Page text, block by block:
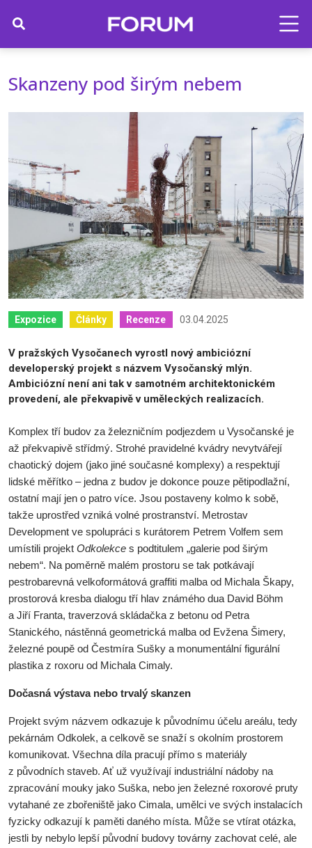
Skanzeny pod širým nebem
Expozice Články Recenze 03.04.2025
V pražských Vysočanech vyrostl nový ambiciózní
developerský projekt s názvem Vysočanský mlýn.
Ambiciózní není ani tak v samotném architektonickém
provedení, ale překvapivě v uměleckých realizacích.
Komplex tří budov za železničním podjezdem u Vysočanské je
až překvapivě střídmý. Strohé pravidelné kvádry nevytvářejí
chaotický dojem (jako jiné současné komplexy) a respektují
lidské měřítko – jedna z budov je dokonce pouze pětipodlažní,
ostatní mají jen o patro více. Jsou postaveny kolmo k sobě,
takže uprostřed vzniká volné prostranství. Metrostav
Development ve spolupráci s kurátorem Petrem Volfem sem
umístili projekt Odkolekce s podtitulem „galerie pod širým
nebem“. Na poměrně malém prostoru se tak potkávají
pestrobarevná velkoformátová graffiti malba od Michala Škapy,
prostorová kresba dialogu tří hlav známého dua David Böhm
a Jiří Franta, traverzová skládačka z betonu od Petra
Stanického, nástěnná geometrická malba od Evžena Šimery,
železné poupě od Čestmíra Sušky a monumentální figurální
plastika z roxoru od Michala Cimaly.
Dočasná výstava nebo trvalý skanzen
Projekt svým názvem odkazuje k původnímu účelu areálu, tedy
pekárnám Odkolek, a celkově se snaží s okolním prostorem
komunikovat. Všechna díla pracují přímo s materiály
z původních staveb. Ať už využívají industriální nádoby na
zpracování mouky jako Suška, nebo jen železné roxorové pruty
vytahané ze zbořeniště jako Cimala, umělci ve svých instalacích
fyzicky odkazují k paměti daného místa. Může se vtírat otázka,
jestli by nebylo lepší původní budovy továrny zachovat celé, ale